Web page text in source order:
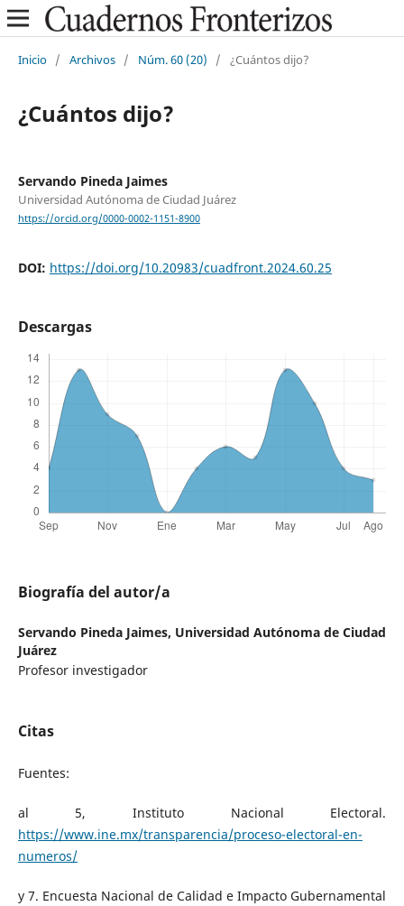
Inicio / Archivos / Núm. 60 (20) / ¿Cuántos dijo?
¿Cuántos dijo?
Servando Pineda Jaimes
Universidad Autónoma de Ciudad Juárez
https://orcid.org/0000-0002-1151-8900
DOI: https://doi.org/10.20983/cuadfront.2024.60.25
Descargas
Biografía del autor/a
Servando Pineda Jaimes, Universidad Autónoma de Ciudad
Juárez
Profesor investigador
Citas
Fuentes:
al 5, Instituto Nacional Electoral.
https://www.ine.mx/transparencia/proceso-electoral-en-
numeros/
y 7. Encuesta Nacional de Calidad e Impacto Gubernamental